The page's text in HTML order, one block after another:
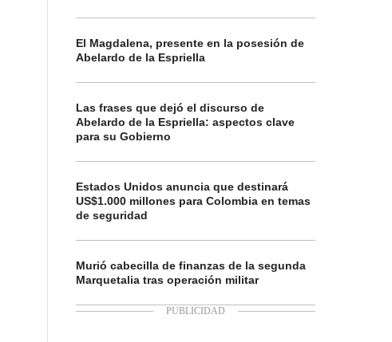
El Magdalena, presente en la posesión de
Abelardo de la Espriella
Las frases que dejó el discurso de
Abelardo de la Espriella: aspectos clave
para su Gobierno
Estados Unidos anuncia que destinará
US$1.000 millones para Colombia en temas
de seguridad
Murió cabecilla de finanzas de la segunda
Marquetalia tras operación militar